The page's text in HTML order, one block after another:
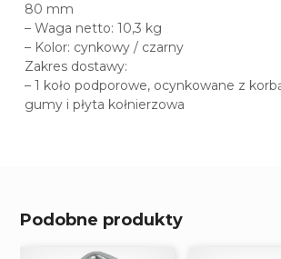
80 mm
– Waga netto: 10,3 kg
– Kolor: cynkowy / czarny
Zakres dostawy:
– 1 koło podporowe, ocynkowane z
gumy i płyta kołnierzowa
Podobne produkty